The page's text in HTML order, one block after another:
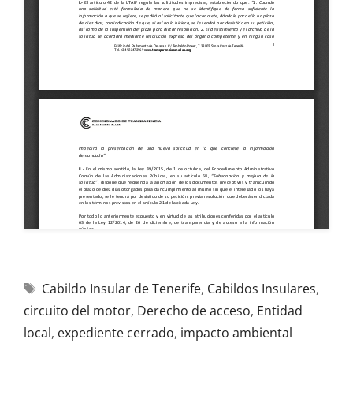
Cabildo Insular de Tenerife, Cabildos Insulares,
circuito del motor, Derecho de acceso, Entidad
local, expediente cerrado, impacto ambiental